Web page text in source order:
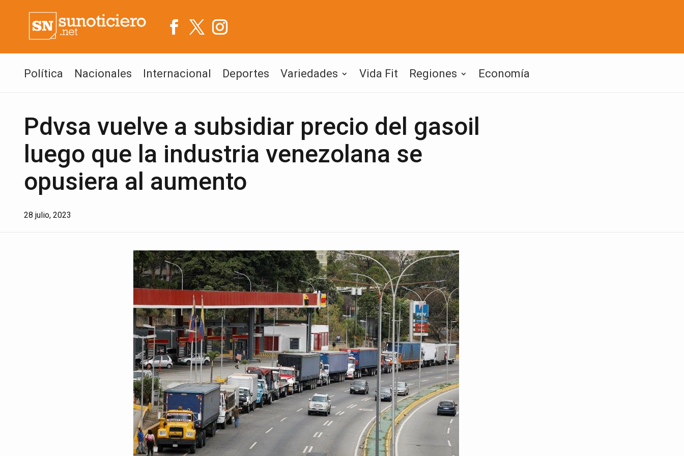
Política Nacionales Internacional Deportes Variedades Vida Fit Regiones Economía
Pdvsa vuelve a subsidiar precio del gasoil
luego que la industria venezolana se
opusiera al aumento
28 julio, 2023